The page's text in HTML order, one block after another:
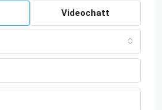
Videochatt